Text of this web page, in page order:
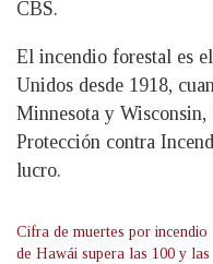
CBS.
El incendio forestal es
Unidos desde 1918,
Minnesota y
Protección contra
lucro.
Cifra de muertes por incendio
de Hawái supera las 100 y las